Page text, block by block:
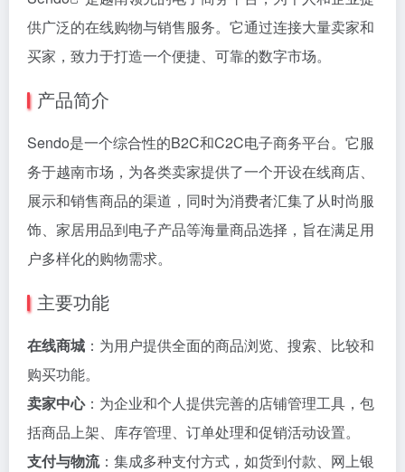
供广泛的在线购物与销售服务。它通过连接大量卖家和
买家，致力于打造一个便捷、可靠的数字市场。
产品简介
Sendo是一个综合性的B2C和C2C电子商务平台。它服
务于越南市场，为各类卖家提供了一个开设在线商店、
展示和销售商品的渠道，同时为消费者汇集了从时尚服
饰、家居用品到电子产品等海量商品选择，旨在满足用
户多样化的购物需求。
主要功能
在线商城 ：为用户提供全面的商品浏览、搜索、比较和
购买功能。
卖家中心：为企业和个人提供完善的店铺管理工具，包
括商品上架、库存管理、订单处理和促销活动设置。
支付与物流：集成多种支付方式，如货到付款、网上银